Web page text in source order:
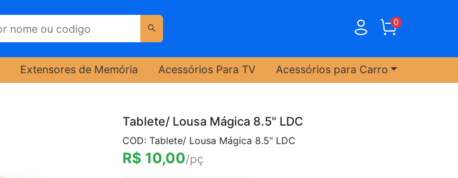
0
Extensores de Memória Acessórios Para TV Acessórios para Carro
Tablete/ Lousa Mágica 8.5" LDC
COD: Tablete/ Lousa Mágica 8.5" LDC
R$ 10,00/pç